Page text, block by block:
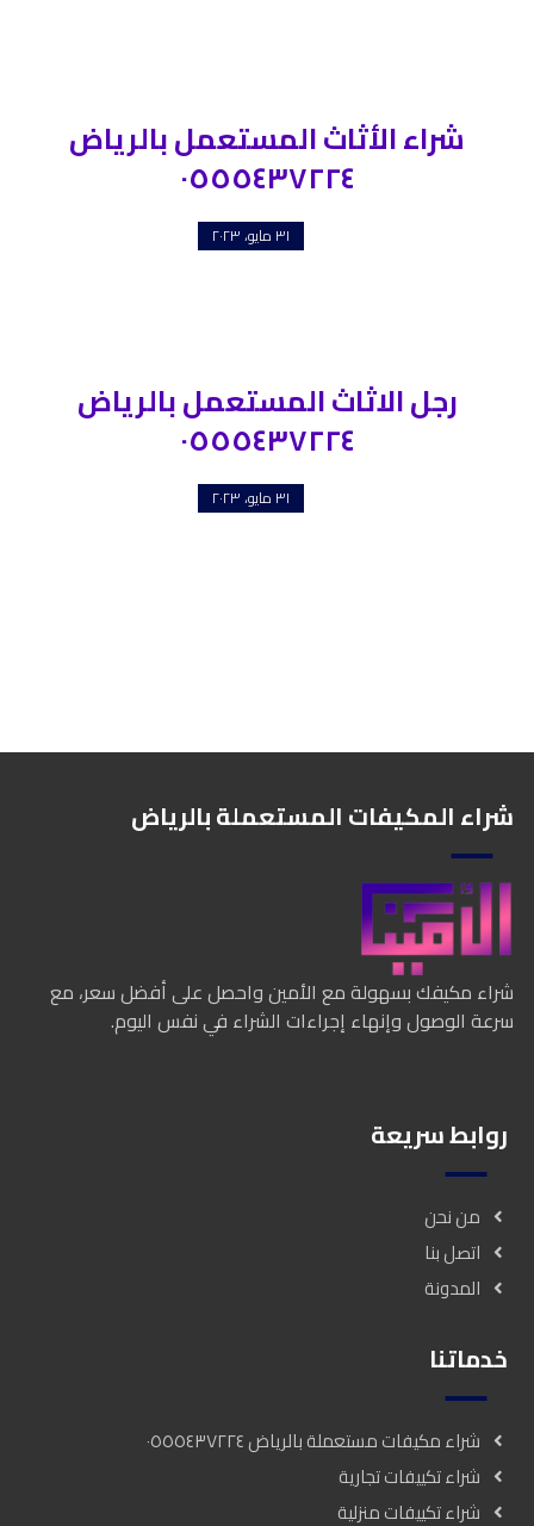
شراء الأثاث المستعمل بالرياض
٠٥٥٥٤٣٧٢٢٤
٣١ مايو، ٢٠٢٣
رجل الاثاث المستعمل بالرياض
٠٥٥٥٤٣٧٢٢٤
٣١ مايو، ٢٠٢٣
شراء المكيفات المستعملة بالرياض
شراء مكيفك بسهولة مع الأمين واحصل على أفضل سعر، مع
سرعة الوصول وإنهاء إجراءات الشراء في نفس اليوم.
روابط سريعة
من نحن
اتصل بنا
المدونة
خدماتنا
شراء مكيفات مستعملة بالرياض ٠٥٥٥٤٣٧٢٢٤
شراء تكييفات تجارية
شراء تكييفات منزلية